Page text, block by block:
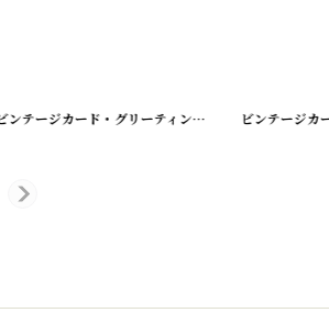
] [ 210719-16]
ビンテージカード・グリーティング・バレンタイン・バースデー etc...